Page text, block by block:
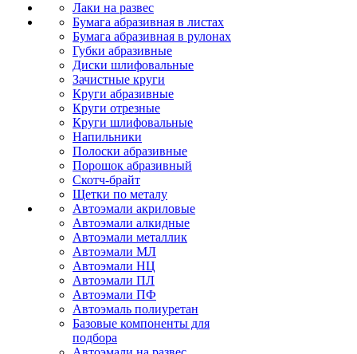
Лаки на развес
Бумага абразивная в листах
Бумага абразивная в рулонах
Губки абразивные
Диски шлифовальные
Зачистные круги
Круги абразивные
Круги отрезные
Круги шлифовальные
Напильники
Полоски абразивные
Порошок абразивный
Скотч-брайт
Щетки по металу
Автоэмали акриловые
Автоэмали алкидные
Автоэмали металлик
Автоэмали МЛ
Автоэмали НЦ
Автоэмали ПЛ
Автоэмали ПФ
Автоэмаль полиуретан
Базовые компоненты для
подбора